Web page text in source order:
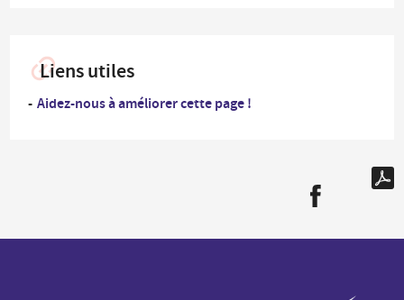
Liens utiles
Aidez-nous à améliorer cette page !